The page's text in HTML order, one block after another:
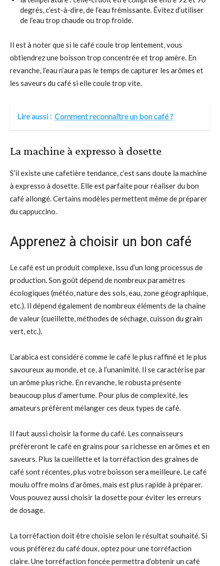
degrés, c’est-à-dire, de l’eau frémissante. Évitez d’utiliser
de l’eau trop chaude ou trop froide.
Il est à noter que si le café coule trop lentement, vous
obtiendrez une boisson trop concentrée et trop amère. En
revanche, l’eau n’aura pas le temps de capturer les arômes et
les saveurs du café si elle coule trop vite.
Lire aussi : Comment reconnaître un bon café ?
La machine à expresso à dosette
S’il existe une cafetière tendance, c’est sans doute la machine
à expresso à dosette. Elle est parfaite pour réaliser du bon
café allongé. Certains modèles permettent même de préparer
du cappuccino.
Apprenez à choisir un bon café
Le café est un produit complexe, issu d’un long processus de
production. Son goût dépend de nombreux paramètres
écologiques (météo, nature des sols, eau, zone géographique,
etc.). Il dépend également de nombreux éléments de la chaîne
de valeur (cueillette, méthodes de séchage, cuisson du grain
vert, etc.).
L’arabica est considéré comme le café le plus raffiné et le plus
savoureux au monde, et ce, à l’unanimité. Il se caractérise par
un arôme plus riche. En revanche, le robusta présente
beaucoup plus d’amertume. Pour plus de complexité, les
amateurs préfèrent mélanger ces deux types de café.
Il faut aussi choisir la forme du café. Les connaisseurs
préfèreront le café en grains pour sa richesse en arômes et en
saveurs. Plus la cueillette et la torréfaction des graines de
café sont récentes, plus votre boisson sera meilleure. Le café
moulu offre moins d’arômes, mais est plus rapide à préparer.
Vous pouvez aussi choisir la dosette pour éviter les erreurs
de dosage.
La torréfaction doit être choisie selon le résultat souhaité. Si
vous préférez du café doux, optez pour une torréfaction
claire. Une torréfaction foncée permettra d’obtenir un café